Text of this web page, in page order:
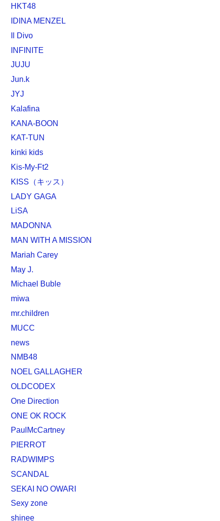
HKT48
IDINA MENZEL
Il Divo
INFINITE
JUJU
Jun.k
JYJ
Kalafina
KANA-BOON
KAT-TUN
kinki kids
Kis-My-Ft2
KISS（キッス）
LADY GAGA
LiSA
MADONNA
MAN WITH A MISSION
Mariah Carey
May J.
Michael Buble
miwa
mr.children
MUCC
news
NMB48
NOEL GALLAGHER
OLDCODEX
One Direction
ONE OK ROCK
PaulMcCartney
PIERROT
RADWIMPS
SCANDAL
SEKAI NO OWARI
Sexy zone
shinee